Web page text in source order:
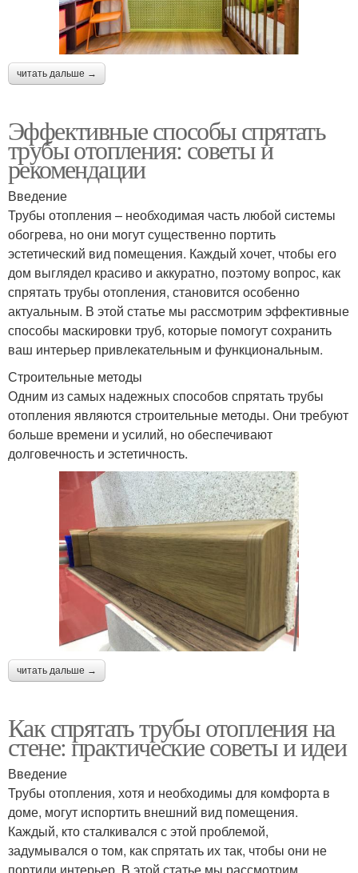
читать дальше →
Эффективные способы спрятать
трубы отопления: советы и
рекомендации
Введение
Трубы отопления – необходимая часть любой системы
обогрева, но они могут существенно портить
эстетический вид помещения. Каждый хочет, чтобы его
дом выглядел красиво и аккуратно, поэтому вопрос, как
спрятать трубы отопления, становится особенно
актуальным. В этой статье мы рассмотрим эффективные
способы маскировки труб, которые помогут сохранить
ваш интерьер привлекательным и функциональным.
Строительные методы
Одним из самых надежных способов спрятать трубы
отопления являются строительные методы. Они требуют
больше времени и усилий, но обеспечивают
долговечность и эстетичность.
читать дальше →
Как спрятать трубы отопления на
стене: практические советы и идеи
Введение
Трубы отопления, хотя и необходимы для комфорта в
доме, могут испортить внешний вид помещения.
Каждый, кто сталкивался с этой проблемой,
задумывался о том, как спрятать их так, чтобы они не